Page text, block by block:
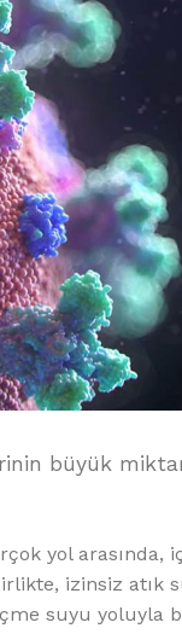
büyük
yol arasında,
izinsiz atık
suyu yoluyla